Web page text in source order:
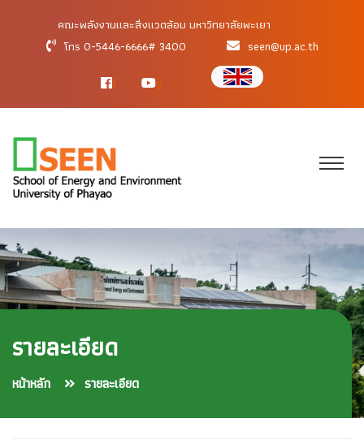
คณะพลังงานและสิ่งแวดล้อม มหาวิทยาลัยพะเยา
โทร 0-5446-6666# 3400
seen@up.ac.th
f y
รายละเอียด
หน้าหลัก รายละเอียด